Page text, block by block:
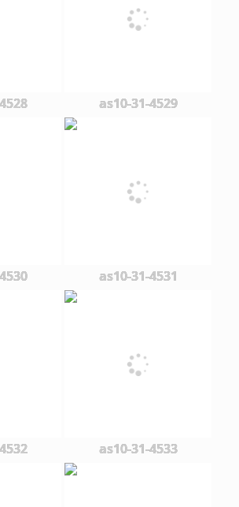
as10-31-4529
as10-31-4531
as10-31-4533